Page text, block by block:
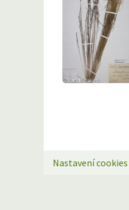
Nastavení cookies